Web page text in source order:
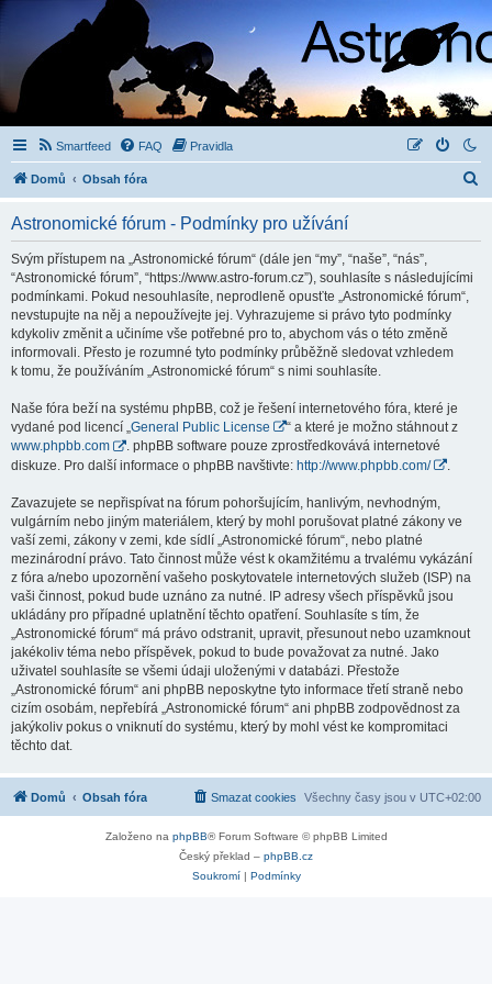
Smartfeed FAQ Pravidla
Domů Obsah fóra
Astronomické fórum - Podmínky pro užívání
Svým přístupem na „Astronomické fórum“ (dále jen “my”, “naše”, “nás”,
“Astronomické fórum”, “https://www.astro-forum.cz”), souhlasíte s následujícími
podmínkami. Pokud nesouhlasíte, neprodleně opusťte „Astronomické fórum“,
nevstupujte na něj a nepoužívejte jej. Vyhrazujeme si právo tyto podmínky
kdykoliv změnit a učiníme vše potřebné pro to, abychom vás o této změně
informovali. Přesto je rozumné tyto podmínky průběžně sledovat vzhledem
k tomu, že používáním „Astronomické fórum“ s nimi souhlasíte.
Naše fóra beží na systému phpBB, což je řešení internetového fóra, které je
vydané pod licencí „General Public License
“ a které je možno stáhnout z
www.phpbb.com
. phpBB software pouze zprostředkovává internetové
diskuze. Pro další informace o phpBB navštivte: http://www.phpbb.com/
Zavazujete se nepřispívat na fórum pohoršujícím, hanlivým, nevhodným,
vulgárním nebo jiným materiálem, který by mohl porušovat platné zákony ve
vaší zemi, zákony v zemi, kde sídlí „Astronomické fórum“, nebo platné
mezinárodní právo. Tato činnost může vést k okamžitému a trvalému vykázání
z fóra a/nebo upozornění vašeho poskytovatele internetových služeb (ISP) na
vaši činnost, pokud bude uznáno za nutné. IP adresy všech příspěvků jsou
ukládány pro případné uplatnění těchto opatření. Souhlasíte s tím, že
„Astronomické fórum“ má právo odstranit, upravit, přesunout nebo uzamknout
jakékoliv téma nebo příspěvek, pokud to bude považovat za nutné. Jako
uživatel souhlasíte se všemi údaji uloženými v databázi. Přestože
„Astronomické fórum“ ani phpBB neposkytne tyto informace třetí straně nebo
cizím osobám, nepřebírá „Astronomické fórum“ ani phpBB zodpovědnost za
jakýkoliv pokus o vniknutí do systému, který by mohl vést ke kompromitaci
těchto dat.
Domů Obsah fóra Všechny časy jsou v UTC+02:00
Smazat cookies
Založeno na phpBB® Forum Software © phpBB Limited
Český překlad – phpBB.cz
Soukromí| Podmínky